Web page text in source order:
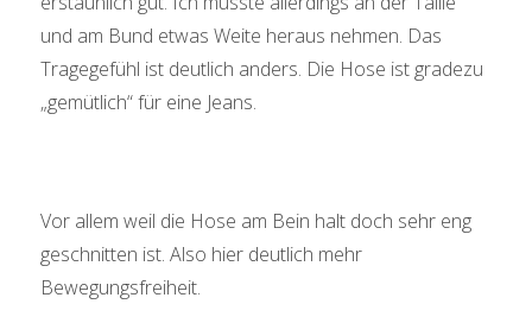
und am Bund etwas Weite heraus nehmen. Das
Tragegefühl ist deutlich anders. Die Hose ist gradezu
„gemütlich“ für eine Jeans.
Vor allem weil die Hose am Bein halt doch sehr eng
geschnitten ist. Also hier deutlich mehr
Bewegungsfreiheit.